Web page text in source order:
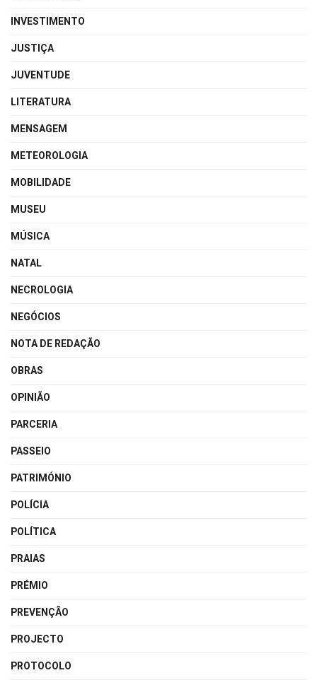
INVESTIMENTO
JUSTIÇA
JUVENTUDE
LITERATURA
MENSAGEM
METEOROLOGIA
MOBILIDADE
MUSEU
MÚSICA
NATAL
NECROLOGIA
NEGÓCIOS
NOTA DE REDAÇÃO
OBRAS
OPINIÃO
PARCERIA
PASSEIO
PATRIMÓNIO
POLÍCIA
POLÍTICA
PRAIAS
PRÉMIO
PREVENÇÃO
PROJECTO
PROTOCOLO